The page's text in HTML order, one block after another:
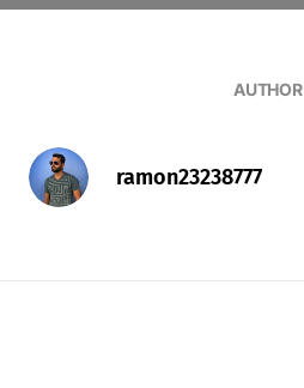
AUTHOR
ramon23238777